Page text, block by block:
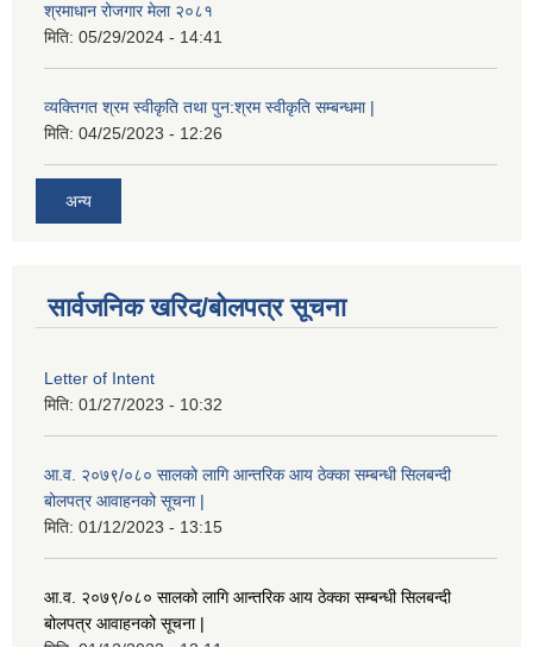
श्रमाधान रोजगार मेला २०८१
मिति: 05/29/2024 - 14:41
व्यक्तिगत श्रम स्वीकृति तथा पुन:श्रम स्वीकृति सम्बन्धमा |
मिति: 04/25/2023 - 12:26
अन्य
सार्वजनिक खरिद/बोलपत्र सूचना
Letter of Intent
मिति: 01/27/2023 - 10:32
आ.व. २०७९/०८० सालको लागि आन्तरिक आय ठेक्का सम्बन्धी सिलबन्दी
बोलपत्र आवाहनको सूचना |
मिति: 01/12/2023 - 13:15
आ.व. २०७९/०८० सालको लागि आन्तरिक आय ठेक्का सम्बन्धी सिलबन्दी
बोलपत्र आवाहनको सूचना |